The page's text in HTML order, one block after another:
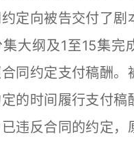
定向被告交付了剧
大纲及1至15集完
同约定支付稿酬。
的时间履行支付稿
违反合同的约定，